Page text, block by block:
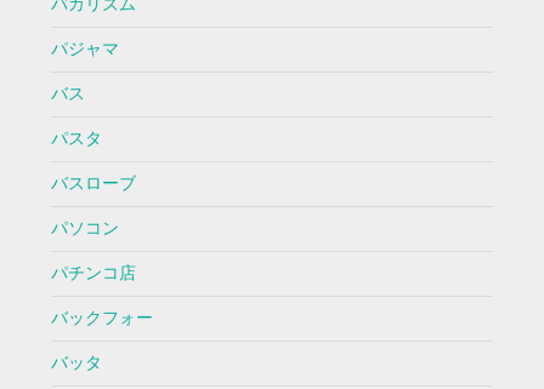
バカリズム
パジャマ
バス
パスタ
バスローブ
パソコン
パチンコ店
バックフォー
バッタ